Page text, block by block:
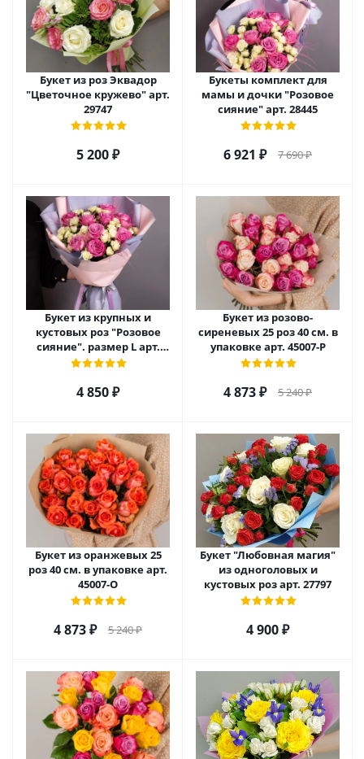
Букет из роз Эквадор
"Цветочное кружево" арт.
29747
5 200₽
Букеты комплект для
мамы и дочки "Розовое
сияние" арт. 28445
6 921 ₽ 7 690₽
Букет из крупных и
кустовых роз "Розовое
сияние". размер L арт.
28483/L
4 850₽
Букет из розово-
сиреневых 25 роз 40 см. в
упаковке арт. 45007-Р
4 873₽ 5 240₽
Букет из оранжевых 25
роз 40 см. в упаковке арт.
45007-О
4 873₽ 5 240₽
Букет "Любовная магия"
из одноголовых и
кустовых роз арт. 27797
4 900₽